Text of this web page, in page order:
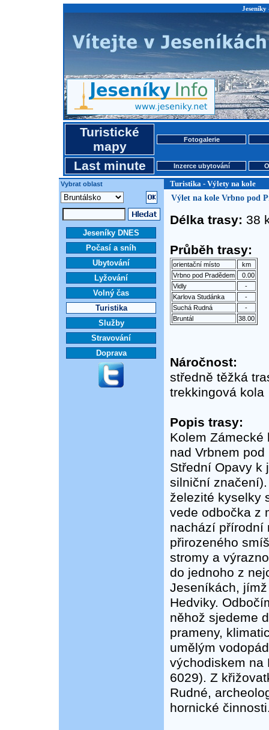
Turistické
mapy
Fotogalerie
Last minute Inzerce ubytování
Vybrat oblast Turistika - Výlety na kole
Jeseníky DNES
Počasí a sníh
Ubytování
Lyžování
Volný čas
Turistika
Služby
Stravování
Doprava
Výlet na kole Vrbno pod
Délka trasy: 38
Průběh trasy:
orientační místo
km
Vrbno pod Pradědem
0.00
Vidly
-
Karlova Studánka
-
Suchá Rudná
-
Bruntál
38.00
Náročnost:
středně těžká
trekkingová kola
Popis trasy:
Kolem
nad Vrbnem
Střední Opavy k
silniční
železité kyselky
vede odbočka z
nachází přírodní
přirozeného
stromy a
do jednoho z
Jeseníkách,
Hedviky.
něhož sjedeme
prameny,
umělým
východiskem na
6029). Z
Rudné,
hornické